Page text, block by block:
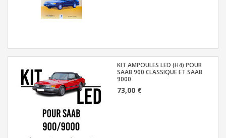
KIT AMPOULES LED (H4) POUR
SAAB 900 CLASSIQUE ET SAAB
9000
73,00 €